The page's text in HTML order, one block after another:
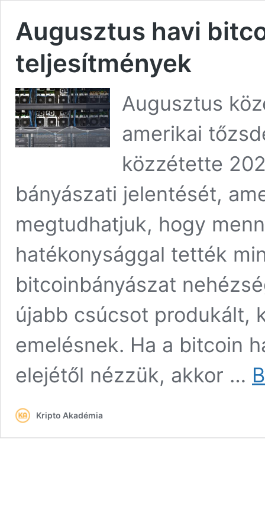
Augusztus havi
teljesítmények
Augusztus
amerikai
közzétette
bányászati jelentését,
megtudhatjuk, hogy
hatékonysággal tették
bitcoinbányászat
újabb csúcsot produkált,
emelésnek. Ha a bitcoin
elejétől nézzük, akkor …
Kripto Akadémia